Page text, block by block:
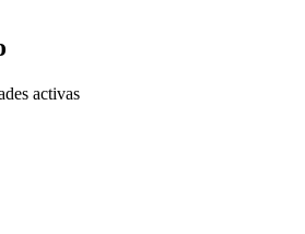
activas